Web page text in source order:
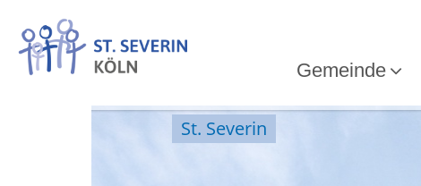
Gemeinde
St. Severin